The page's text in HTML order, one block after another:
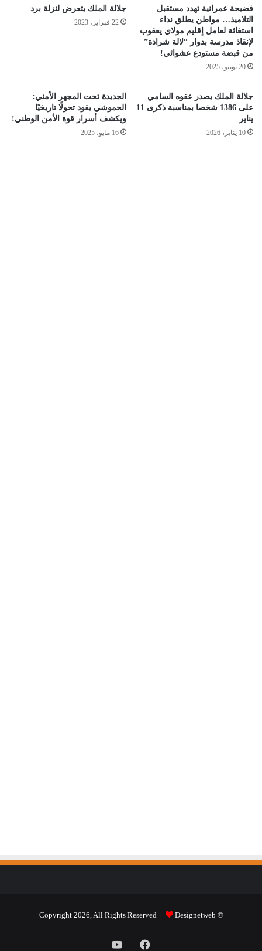
فضيحة عمرانية تهدد مستقبل
التلاميذ… مواطن يطلق نداء
استغاثة لعامل إقليم مولاي يعقوب
لإنقاذ مدرسة بدوار “لالة شرادة”
من قبضة مستودع عشوائي!
20 يونيو، 2025
جلالة الملك يتعرض لنزلة برد
22 فبراير، 2023
جلالة الملك يصدر عفوه السامي
على 1386 شخصا بمناسبة ذكرى 11
ینایر
10 يناير، 2026
الجديدة تحت المجهر الأمني:
الحموشي يقود تحولًا تاريخيًا
ويكشف أسرار قوة الأمن الوطني!
16 مايو، 2025
© Copyright 2026, All Rights Reserved |
Designetweb
فيسبوك